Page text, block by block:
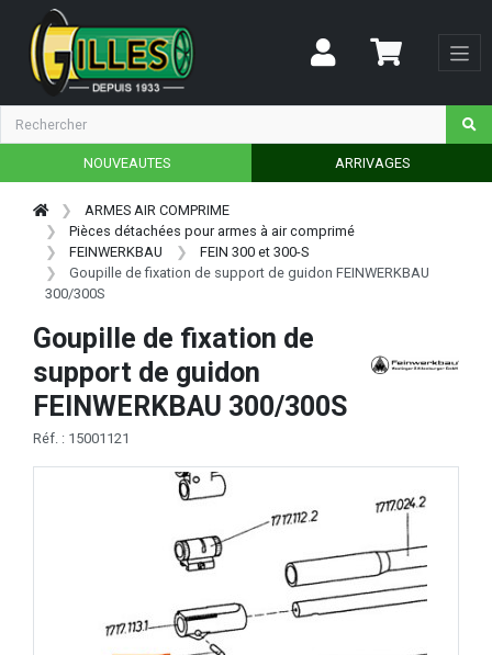
NOUVEAUTES ARRIVAGES
ARMES AIR COMPRIME
Pièces détachées pour armes à air comprimé
FEINWERKBAU
FEIN 300 et 300-S
Goupille de fixation de support de guidon FEINWERKBAU
300/300S
Goupille de fixation de
support de guidon
FEINWERKBAU 300/300S
Réf. : 15001121